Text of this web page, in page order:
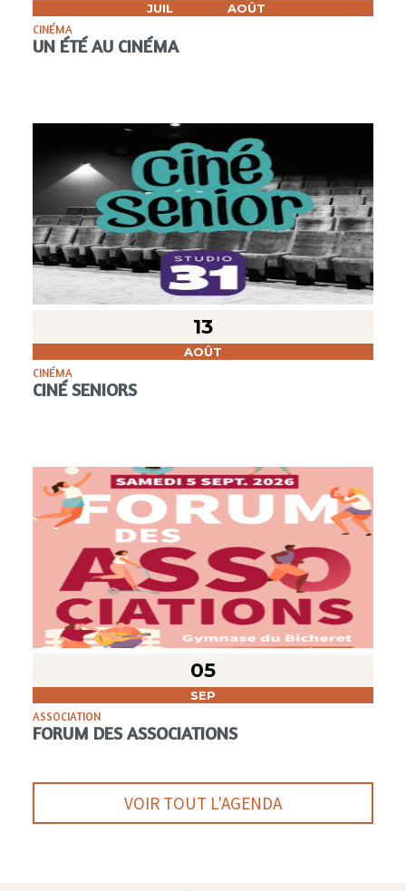
JUIL AOÛT
CINÉMA
UN ÉTÉ AU CINÉMA
13
AOÛT
CINÉMA
CINÉ SENIORS
05
SEP
ASSOCIATION
FORUM DES ASSOCIATIONS
VOIR TOUT L'AGENDA